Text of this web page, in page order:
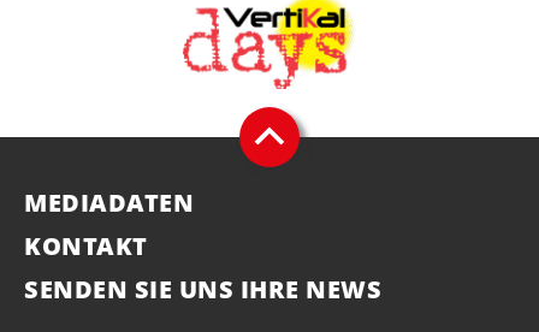
MEDIADATEN
KONTAKT
SENDEN SIE UNS IHRE NEWS